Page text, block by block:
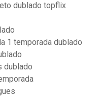
dublado topflix
1 temporada dublado
dublado